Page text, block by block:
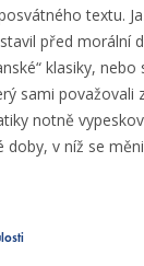
textu.
před morální
klasiky,
sami považovali
notně
v níž se